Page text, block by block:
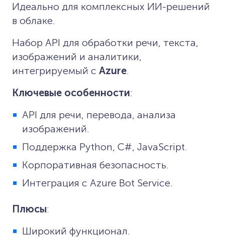
Идеально для комплексных ИИ-решений
в облаке.
Набор API для обработки речи, текста,
изображений и аналитики,
интегрируемый с Azure.
Ключевые особенности:
API для речи, перевода, анализа
изображений.
Поддержка Python, C#, JavaScript.
Корпоративная безопасность.
Интеграция с Azure Bot Service.
Плюсы:
Широкий функционал.